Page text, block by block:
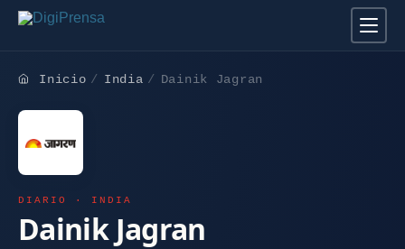
Inicio India Dainik Jagran
DIARIO · INDIA
Dainik Jagran